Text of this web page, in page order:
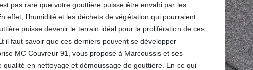
pas rare que votre gouttière puisse être envahi par les
effet, l’humidité et les déchets de végétation qui pourraient
puisse devenir le terrain idéal pour la prolifération de ces
il faut savoir que ces derniers peuvent se développer
MC Couvreur 91, vous propose à Marcoussis et ses
qualité en nettoyage et démoussage de gouttière. En ce qui